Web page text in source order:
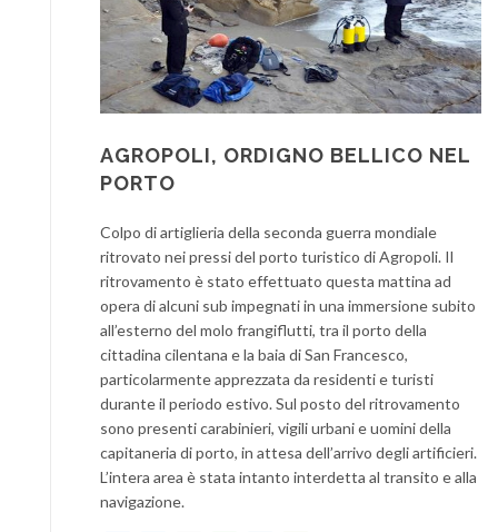
AGROPOLI, ORDIGNO BELLICO NEL
PORTO
Colpo di artiglieria della seconda guerra mondiale
ritrovato nei pressi del porto turistico di Agropoli. Il
ritrovamento è stato effettuato questa mattina ad
opera di alcuni sub impegnati in una immersione subito
all’esterno del molo frangiflutti, tra il porto della
cittadina cilentana e la baia di San Francesco,
particolarmente apprezzata da residenti e turisti
durante il periodo estivo. Sul posto del ritrovamento
sono presenti carabinieri, vigili urbani e uomini della
capitaneria di porto, in attesa dell’arrivo degli artificieri.
L’intera area è stata intanto interdetta al transito e alla
navigazione.